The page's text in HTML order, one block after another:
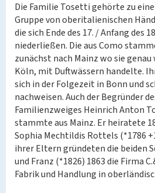
Die Familie Tosetti gehörte zu
Gruppe von oberitalienischen
die sich Ende des 17. / Anfang des
niederließen. Die aus Como
zunächst nach Mainz wo sie
Köln, mit Duftwässern handelte.
sich in der Folgezeit in Bonn und
nachweisen. Auch der Begründer
Familienzweiges Heinrich Anton
stammte aus Mainz. Er heiratete
Sophia Mechtildis Rottels (*1786
ihrer Eltern gründeten die beiden
und Franz (*1826) 1863 die Firma
Fabrik und Handlung in